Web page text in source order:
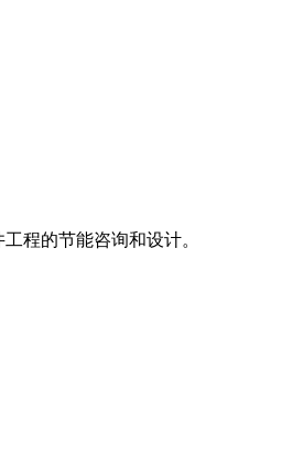
程的节能咨询和设计。